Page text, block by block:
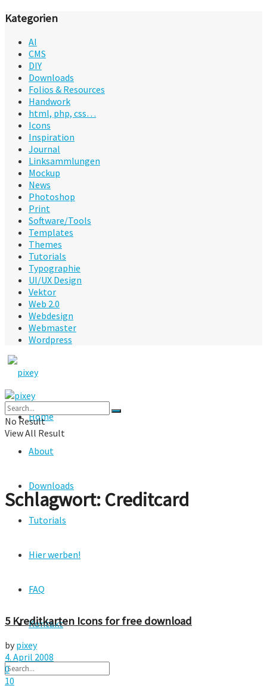
Kategorien
AI
CMS
DIY
Downloads
Folios & Resources
Handwork
html, php, css…
Icons
Inspiration
Journal
Linksammlungen
Mockup
News
Photoshop
Print
Software/Tools
Templates
Themes
Tutorials
Typographie
UI/UX Design
Vektor
Web 2.0
Webdesign
Webmaster
Wordpress
Home
About
Downloads
Tutorials
Hier werben!
FAQ
Kontakt
No Result
View All Result
Schlagwort: Creditcard
5 Kreditkarten Icons for free download
by pixey
4. April 2008
0
10